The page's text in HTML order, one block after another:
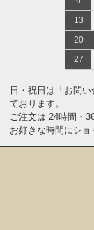
13
20
27
日・祝日は「お問
ております。
ご注文は 24時間・
お好きな時間にショ